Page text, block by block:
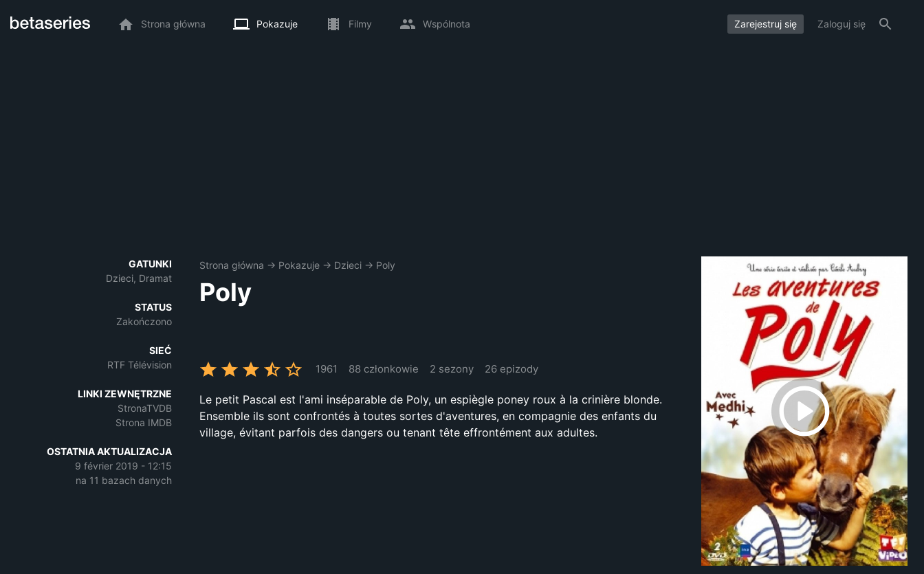
Strona główna Pokazuje Filmy Wspólnota Zarejestruj się Zaloguj się
GATUNKI
Dzieci, Dramat
STATUS
Zakończono
SIEĆ
RTF Télévision
LINKI ZEWNĘTRZNE
StronaTVDB
Strona IMDB
OSTATNIA AKTUALIZACJA
9 février 2019 - 12:15
na 11 bazach danych
Strona główna → Pokazuje → Dzieci → Poly
Poly
1961 88 członkowie 2 sezony 26 epizody
Le petit Pascal est l'ami inséparable de Poly, un espiègle poney roux à la crinière blonde.
Ensemble ils sont confrontés à toutes sortes d'aventures, en compagnie des enfants du
village, évitant parfois des dangers ou tenant tête effrontément aux adultes.